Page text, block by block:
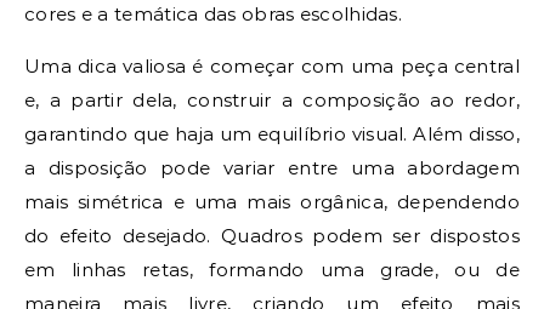
cores e a temática das obras escolhidas.
Uma dica valiosa é começar com uma peça central
e, a partir dela, construir a composição ao redor,
garantindo que haja um equilíbrio visual. Além disso,
a disposição pode variar entre uma abordagem
mais simétrica e uma mais orgânica, dependendo
do efeito desejado. Quadros podem ser dispostos
em linhas retas, formando uma grade, ou de
maneira mais livre, criando um efeito mais